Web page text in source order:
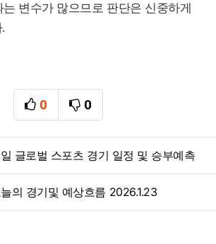
변수가 많으므로 판단은 신중하게
0
추천
0
비추천
글로벌 스포츠 경기 일정 및 승부예측
의 경기및 예상흐름 2026.1.23